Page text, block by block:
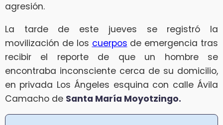
agresión.
La tarde de este jueves se registró la
movilización de los cuerpos de emergencia tras
recibir el reporte de que un hombre se
encontraba inconsciente cerca de su domicilio,
en privada Los Ángeles esquina con calle Ávila
Camacho de Santa María Moyotzingo.